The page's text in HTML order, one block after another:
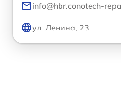
info@hbr.conotech-
ул. Ленина, 23